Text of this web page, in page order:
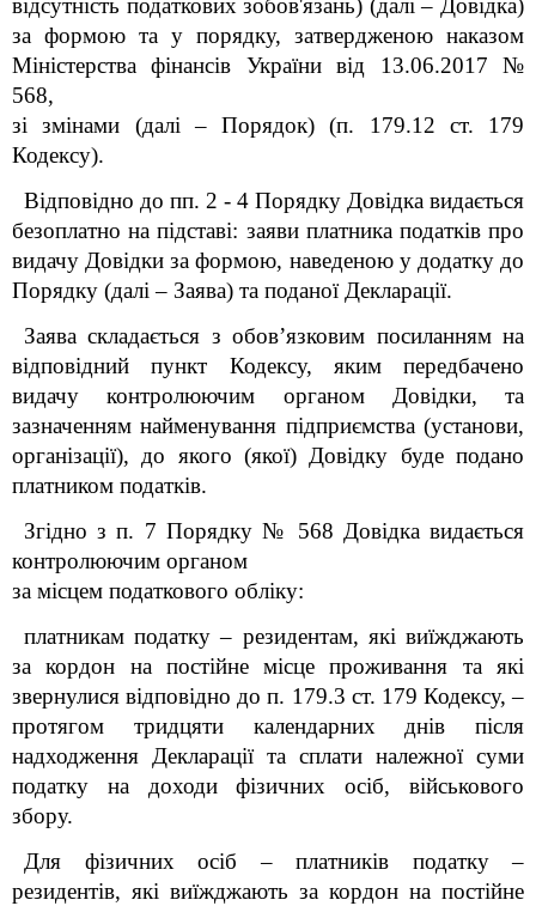
відсутність податкових зобов'язань) (далі – Довідка)
за формою та у порядку, затвердженою наказом
Міністерства фінансів України від 13.06.2017 №
568,
зі змінами (далі – Порядок) (п. 179.12 ст. 179
Кодексу).
Відповідно до пп. 2 - 4 Порядку Довідка видається
безоплатно на підставі: заяви платника податків про
видачу Довідки за формою, наведеною у додатку до
Порядку (далі– Заява) та поданої Декларації.
Заява складається з обов’язковим посиланням на
відповідний пункт Кодексу, яким передбачено
видачу контролюючим органом Довідки, та
зазначенням найменування підприємства (установи,
організації), до якого (якої) Довідку буде подано
платником податків.
Згідно з п. 7 Порядку № 568 Довідка видається
контролюючим органом
за місцем податкового обліку:
платникам податку– резидентам, які виїжджають
за кордон на постійне місце проживання та які
звернулися відповідно до п. 179.3 ст. 179 Кодексу,–
протягом тридцяти календарних днів після
надходження Декларації та сплати належної суми
податку на доходи фізичних осіб, військового
збору.
Для фізичних осіб – платників податку –
резидентів, які виїжджають за кордон на постійне